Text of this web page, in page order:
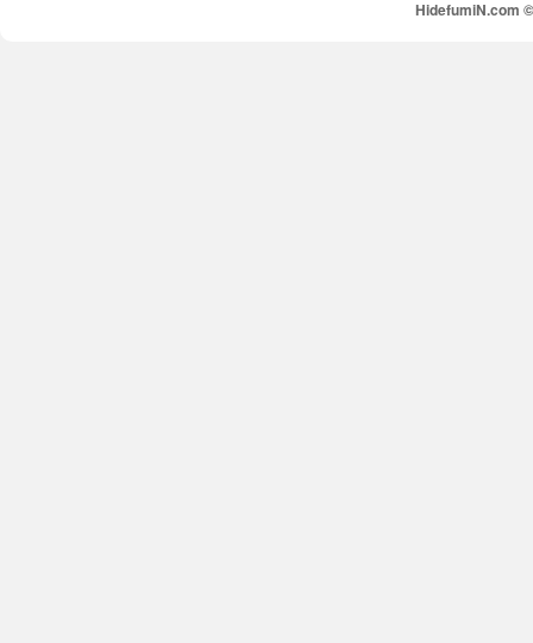
HidefumiN.com